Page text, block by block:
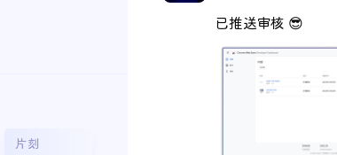
片刻
已推送审核 😎